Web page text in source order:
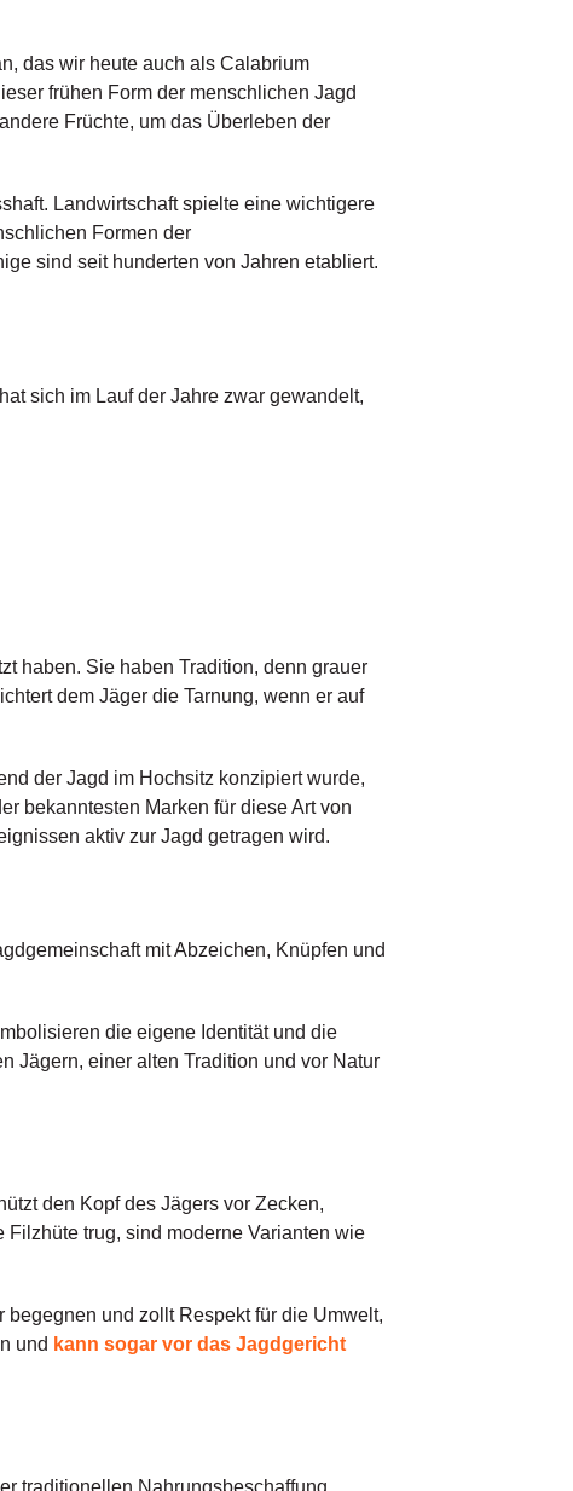
das wir heute auch als Calabrium
frühen Form der menschlichen Jagd
Früchte, um das Überleben der
Landwirtschaft spielte eine wichtigere
Formen der
sind seit hunderten von Jahren etabliert.
sich im Lauf der Jahre zwar gewandelt,
haben. Sie haben Tradition, denn grauer
dem Jäger die Tarnung, wenn er auf
der Jagd im Hochsitz konzipiert wurde,
bekanntesten Marken für diese Art von
aktiv zur Jagd getragen wird.
mit Abzeichen, Knüpfen und
die eigene Identität und die
Jägern, einer alten Tradition und vor Natur
den Kopf des Jägers vor Zecken,
trug, sind moderne Varianten wie
und zollt Respekt für die Umwelt,
und kann sogar vor das Jagdgericht